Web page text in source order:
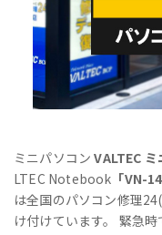
ミニパソコン VALTEC ミ
LTEC Notebook 「VN-
は全国のパソコン修理
け付けています。 緊急